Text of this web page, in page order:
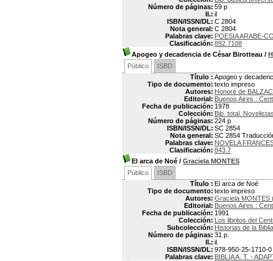
Número de páginas: 59 p
Il.: il
ISBN/ISSN/DL: C 2804
Nota general: C 2804
Palabras clave: POESIA ARABE-
Clasificación: 892.7108
Apogeo y decadencia de César Birotteau /
Público
ISBD
Título : Apogeo y
Tipo de documento: texto impreso
Autores: Honoré de
Editorial: Buenos Aires :
Fecha de publicación: 1978
Colección: Bib. total.
Número de páginas: 224 p
ISBN/ISSN/DL: SC 2854
Nota general: SC 2854
Palabras clave: NOVELA
Clasificación: 843.7
El arca de Noé / Graciela MONTES
Público
ISBD
Título : El arca de Noé
Tipo de documento: texto impreso
Autores: Graciela MONTES
Editorial: Buenos Aires :
Fecha de publicación: 1991
Colección: Los libritos del
Subcolección: Historias de la Biblia
Número de páginas: 31 p.
Il.: il.
ISBN/ISSN/DL: 978-950-25-1710-0
Palabras clave: BIBLIA A. T. -